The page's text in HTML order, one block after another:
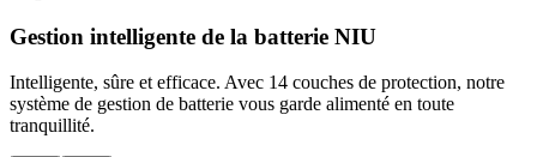
Gestion intelligente de la batterie NIU
Intelligente, sûre et efficace. Avec 14 couches de protection, notre
système de gestion de batterie vous garde alimenté en toute
tranquillité.